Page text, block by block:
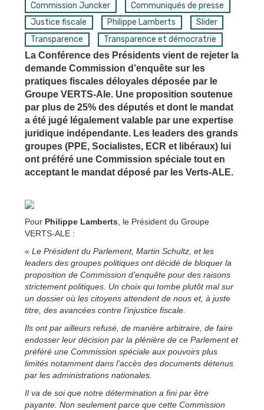
Commission Juncker
Communiqués de presse
Justice fiscale
Philippe Lamberts
Slider
Transparence
Transparence et démocratrie
La Conférence des Présidents vient de rejeter la
demande Commission d’enquête sur les
pratiques fiscales déloyales déposée par le
Groupe VERTS-Ale. Une proposition soutenue
par plus de 25% des députés et dont le mandat
a été jugé légalement valable par une expertise
juridique indépendante. Les leaders des grands
groupes (PPE, Socialistes, ECR et libéraux) lui
ont préféré une Commission spéciale tout en
acceptant le mandat déposé par les Verts-ALE.
Pour Philippe Lamberts , le Président du Groupe
VERTS-ALE :
« Le Président du Parlement, Martin Schultz, et les
leaders des groupes politiques ont décidé de bloquer la
proposition de Commission d’enquête pour des raisons
strictement politiques. Un choix qui tombe plutôt mal sur
un dossier où les citoyens attendent de nous et, à juste
titre, des avancées contre l’injustice fiscale.
Ils ont par ailleurs refusé, de manière arbitraire, de faire
endosser leur décision par la plénière de ce Parlement et
préféré une Commission spéciale aux pouvoirs plus
limités notamment dans l’accès des documents détenus
par les administrations nationales.
Il va de soi que notre détermination a fini par être
payante. Non seulement parce que cette Commission